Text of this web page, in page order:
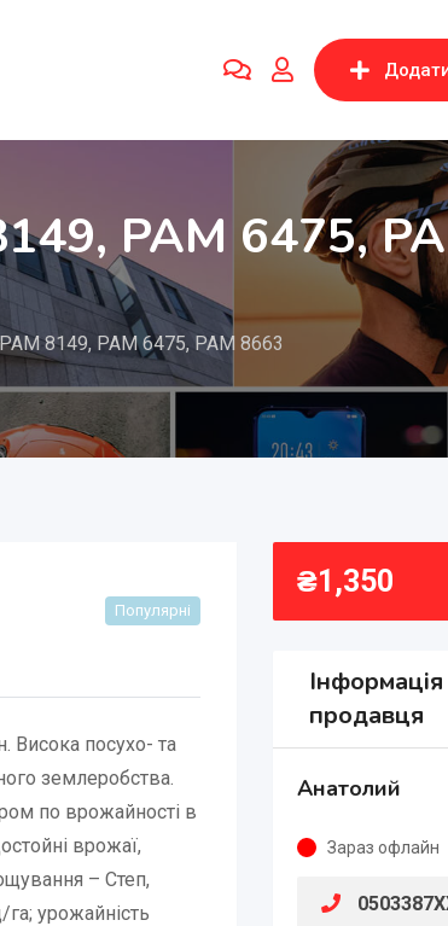
РАМ 6475,
8149, РАМ 6475, РАМ 8663
Популярні
Висока посухо- та
землеробства.
по врожайності в
врожаї,
– Степ,
урожайність
₴1,350
продавця
Анатолий
Зараз офлайн